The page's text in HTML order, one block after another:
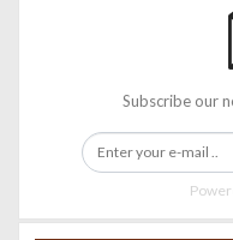
Subscribe our